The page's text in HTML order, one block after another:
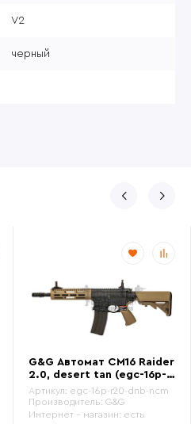
V2
черный
G&G Автомат CM16 Raider
2.0, desert tan (egc-16p-
r20-dnb-ncm)
Артикул: egc-16p-r20-dnb-ncm
Производитель: G&G
Интернет - магазин: есть